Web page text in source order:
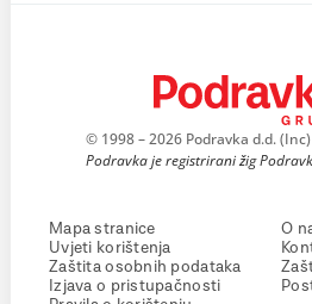
© 1998 – 2026 Podravka d.d.
Podravka je registrirani žig
Mapa stranice
Uvjeti korištenja
Zaštita osobnih podataka
Izjava o pristupačnosti
O